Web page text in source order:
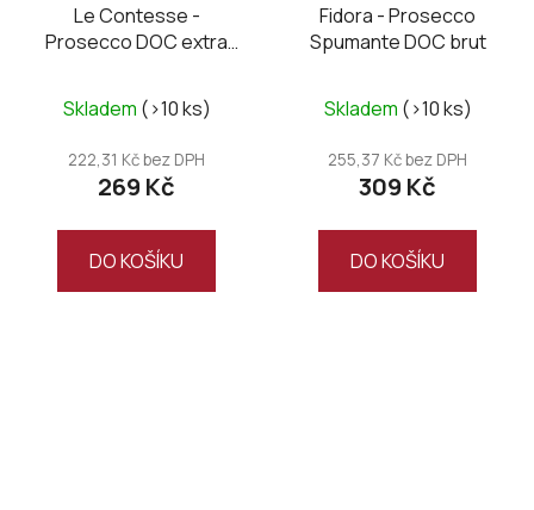
Le Contesse -
Prosecco DOC extra
Skladem (>10 ks)
222,31 Kč bez DPH
269 Kč
DO KOŠÍKU
Fidora - Prosecco
Spumante DOC brut
Skladem (>10 ks)
255,37 Kč bez DPH
309 Kč
DO KOŠÍKU